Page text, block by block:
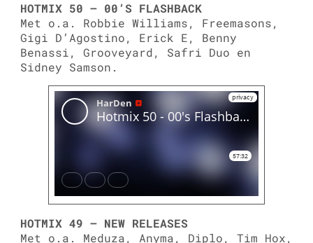
HOTMIX 50 – 00’S FLASHBACK
Met o.a. Robbie Williams, Freemasons,
Gigi D’Agostino, Erick E, Benny
Benassi, Grooveyard, Safri Duo en
Sidney Samson.
HOTMIX 49 – NEW RELEASES
Met o.a. Meduza, Anyma, Diplo, Tim Hox,